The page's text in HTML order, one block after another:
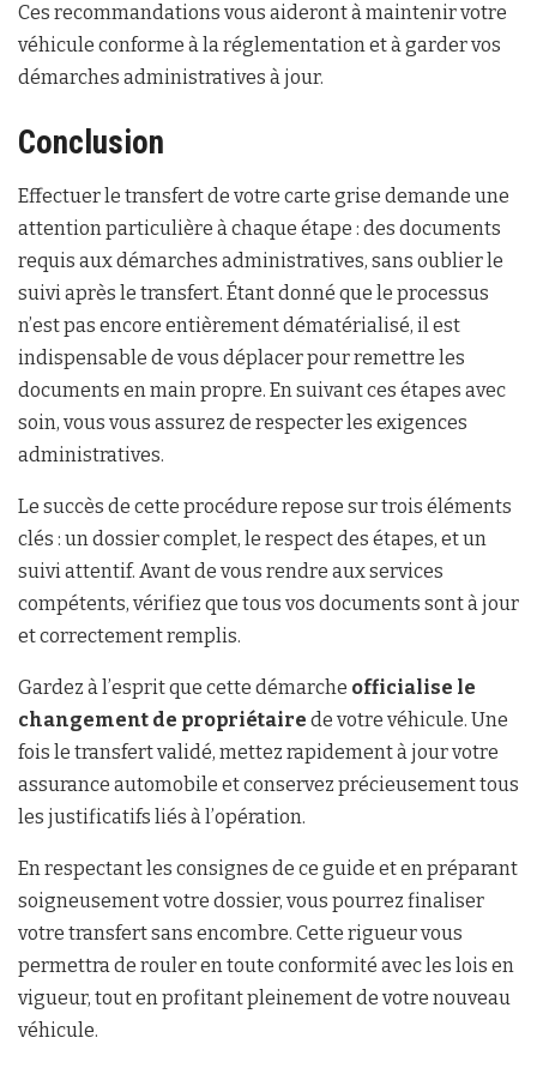
Ces recommandations vous aideront à maintenir votre
véhicule conforme à la réglementation et à garder vos
démarches administratives à jour.
Conclusion
Effectuer le transfert de votre carte grise demande une
attention particulière à chaque étape : des documents
requis aux démarches administratives, sans oublier le
suivi après le transfert. Étant donné que le processus
n’est pas encore entièrement dématérialisé, il est
indispensable de vous déplacer pour remettre les
documents en main propre. En suivant ces étapes avec
soin, vous vous assurez de respecter les exigences
administratives.
Le succès de cette procédure repose sur trois éléments
clés : un dossier complet, le respect des étapes, et un
suivi attentif. Avant de vous rendre aux services
compétents, vérifiez que tous vos documents sont à jour
et correctement remplis.
Gardez à l’esprit que cette démarche officialise le
changement de propriétaire de votre véhicule. Une
fois le transfert validé, mettez rapidement à jour votre
assurance automobile et conservez précieusement tous
les justificatifs liés à l’opération.
En respectant les consignes de ce guide et en préparant
soigneusement votre dossier, vous pourrez finaliser
votre transfert sans encombre. Cette rigueur vous
permettra de rouler en toute conformité avec les lois en
vigueur, tout en profitant pleinement de votre nouveau
véhicule.